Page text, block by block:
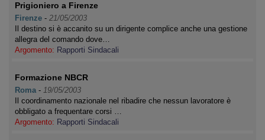
Prigioniero a Firenze
Firenze - 21/05/2003
Il destino si è accanito su un dirigente complice anche una gestione
allegra del comando dove…
Argomento: Rapporti Sindacali
Formazione NBCR
Roma - 19/05/2003
Il coordinamento nazionale nel ribadire che nessun lavoratore è
obbligato a frequentare corsi …
Argomento: Rapporti Sindacali